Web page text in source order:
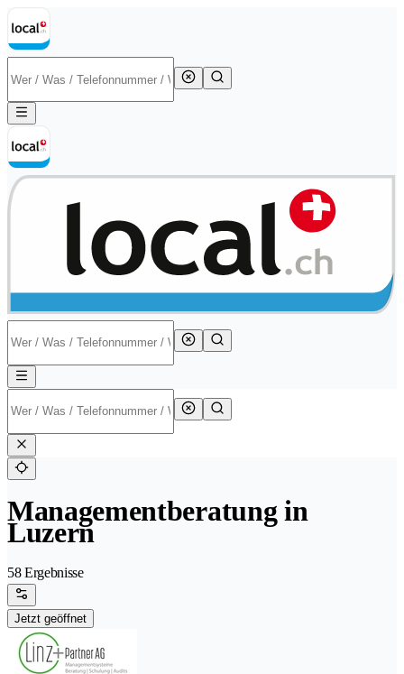
Managementberatung in
Luzern
58 Ergebnisse
Jetzt geöffnet